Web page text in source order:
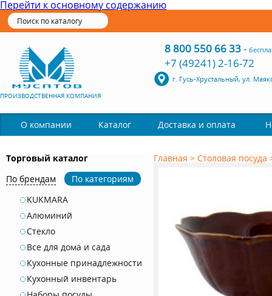
Перейти к основному содержанию
ПРОИЗВОДСТВЕННАЯ КОМПАНИЯ
8 800 550 66 33-
+7 (49241) 2-16-72
г. Гусь-Хрустальный, ул.
О компании Каталог Доставка и оплата
Торговый каталог
По брендам
По категориям
KUKMARA
Алюминий
Стекло
Все для дома и сада
Кухонные принадлежности
Кухонный инвентарь
Главная > Столовая посуда